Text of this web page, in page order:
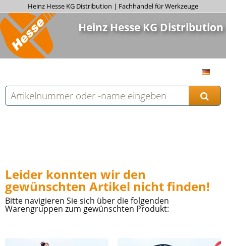
Heinz Hesse KG Distribution | Fachhandel für Werkzeuge
Heinz Hesse KG Distribution
Leider konnten wir den
gewünschten Artikel nicht finden!
Bitte navigieren Sie sich über die folgenden
Warengruppen zum gewünschten Produkt: